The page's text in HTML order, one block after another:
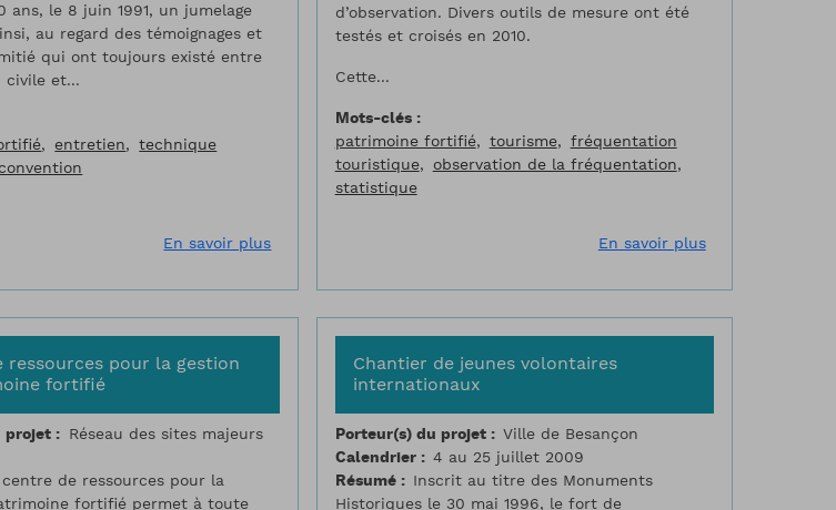
mise en valeur paysagère des fortifications de Vauban
ans, le 8 juin 1991, un jumelage
au regard des témoignages et
qui ont toujours existé entre
civile et...
entretien
technique
convention
En savoir plussur Besançon, partenariat avec le 19e régiment du Génie
d’observation. Divers outils de mesure ont été
testés et croisés en 2010.
Cette...
Mots-clés
patrimoine fortifié
tourisme
fréquentation
touristique
observation de la fréquentation
statistique
En savoir plussur Bilan
ressources pour la gestion
fortifié
projet
Réseau des sites majeurs
centre de ressources pour la
fortifié permet à toute
Chantier de jeunes volontaires
internationaux
Porteur(s) du projet
Ville de Besançon
Calendrier
4 au 25 juillet 2009
Résumé
Inscrit au titre des Monuments
Historiques le 30 mai 1996, le fort de